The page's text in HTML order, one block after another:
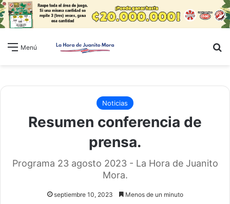
Menú
Noticias
Resumen conferencia de
prensa.
Programa 23 agosto 2023 - La Hora de Juanito
Mora.
septiembre 10, 2023 Menos de un minuto